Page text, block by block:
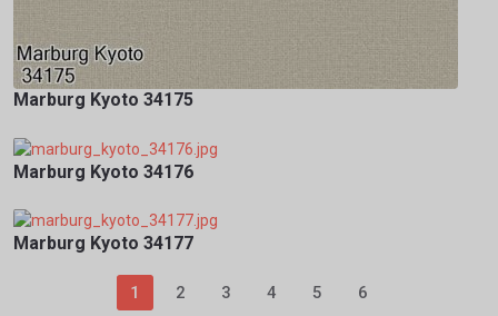
Marburg Kyoto 34175
Marburg Kyoto 34176
Marburg Kyoto 34177
1 2 3 4 5 6